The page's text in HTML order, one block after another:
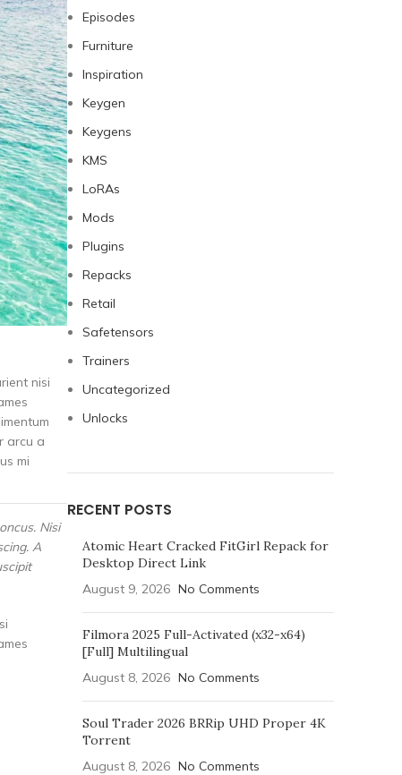
nisi
arcu a
mi
Nisi
A
Episodes
Furniture
Inspiration
Keygen
Keygens
KMS
LoRAs
Mods
Plugins
Repacks
Retail
Safetensors
Trainers
Uncategorized
Unlocks
RECENT POSTS
Atomic Heart Cracked FitGirl Repack for
Desktop Direct Link
August 9, 2026 No Comments
Filmora 2025 Full-Activated (x32-x64)
[Full] Multilingual
August 8, 2026 No Comments
Soul Trader 2026 BRRip UHD Proper 4K
Torrent
August 8, 2026 No Comments